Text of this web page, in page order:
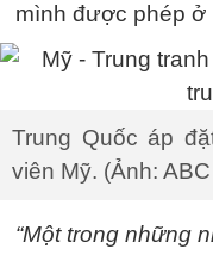
mình được phép ở
Trung Quốc áp
viên Mỹ. (Ảnh:
“Một trong những